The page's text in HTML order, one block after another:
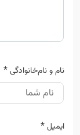
نام و نام‌خانوادگی*
ایمیل*